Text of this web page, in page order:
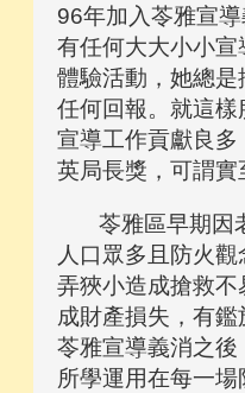
96年加入苓雅宣
有任何大大小小
體驗活動，她總
任何回報。就這
宣導工作貢獻良
英局長獎，可謂實
苓雅區早期因
人口眾多且防火
弄狹小造成搶救
成財產損失，有
苓雅宣導義消之
所學運用在每一